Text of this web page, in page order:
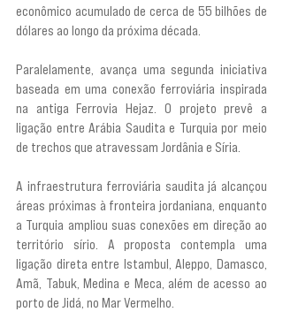
econômico acumulado de cerca de 55 bilhões de
dólares ao longo da próxima década.
Paralelamente, avança uma segunda iniciativa
baseada em uma conexão ferroviária inspirada
na antiga Ferrovia Hejaz. O projeto prevê a
ligação entre Arábia Saudita e Turquia por meio
de trechos que atravessam Jordânia e Síria.
A infraestrutura ferroviária saudita já alcançou
áreas próximas à fronteira jordaniana, enquanto
a Turquia ampliou suas conexões em direção ao
território sírio. A proposta contempla uma
ligação direta entre Istambul, Aleppo, Damasco,
Amã, Tabuk, Medina e Meca, além de acesso ao
porto de Jidá, no Mar Vermelho.